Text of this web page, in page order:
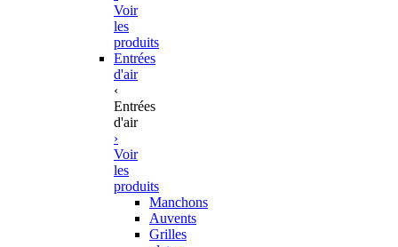
Voir
les
produits
Entrées
d'air
‹
Entrées
d'air
›
Voir
les
produits
Manchons
Auvents
Grilles